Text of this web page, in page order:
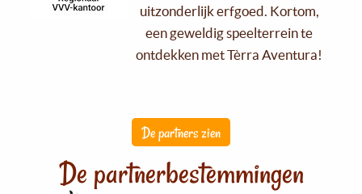
uitzonderlijk erfgoed. Kortom,
een geweldig speelterrein te
ontdekken met Tèrra Aventura!
De partners zien
De partnerbestemmingen